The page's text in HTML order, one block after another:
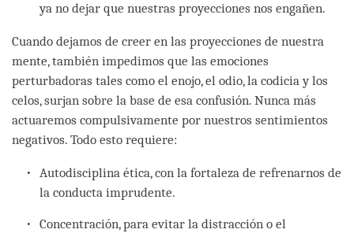
ya no dejar que nuestras proyecciones nos engañen.
Cuando dejamos de creer en las proyecciones de nuestra
mente, también impedimos que las emociones
perturbadoras tales como el enojo, el odio, la codicia y los
celos, surjan sobre la base de esa confusión. Nunca más
actuaremos compulsivamente por nuestros sentimientos
negativos. Todo esto requiere:
Autodisciplina ética, con la fortaleza de refrenarnos de
la conducta imprudente.
Concentración, para evitar la distracción o el